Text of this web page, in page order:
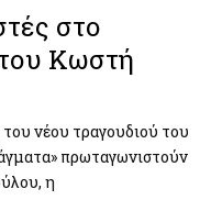
στο
Κωστή
νέου τραγουδιού του
πρωταγωνιστούν
η